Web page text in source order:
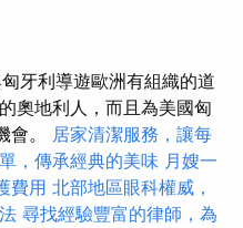
牙利導遊歐洲有組織的道
奧地利人，而且為美國匈
會。 居家清潔服務，讓每
，傳承經典的美味 月嫂一
費用 北部地區眼科權威，
尋找經驗豐富的律師，為